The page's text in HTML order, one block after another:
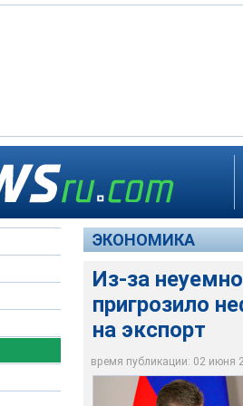
ЭКОНОМИКА
Из-за
пригрозило
на экспорт
время публикации: 02 июня
Дмитрий Козак
Global Look Press
Из-за
экстренно
©РИА Новости /
Напомним, 22 мая
акцизы на топливо
июня. Кроме того с
рублей и 593 рубля
©РИА Новости /